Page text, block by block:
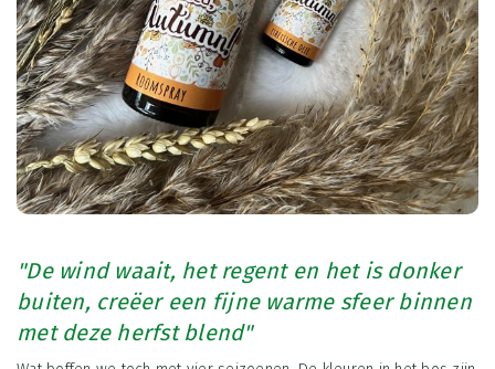
"De wind waait, het regent en het is donker
buiten, creëer een fijne warme sfeer binnen
met deze herfst blend"